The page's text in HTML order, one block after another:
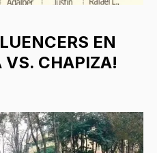
EN
VS. CHAPIZA!